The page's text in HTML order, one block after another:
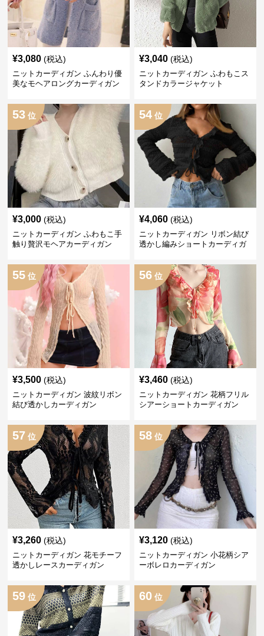
¥3,080 (税込)
ニットカーディガン ふんわり優
美なモヘアロングカーディガン
¥3,040 (税込)
ニットカーディガン ふわもこス
タンドカラージャケット
53 位
¥3,000 (税込)
ニットカーディガン ふわもこ手
触り贅沢モヘアカーディガン
54 位
¥4,060 (税込)
ニットカーディガン リボン結び
透かし編みショートカーディガ
55 位
¥3,500 (税込)
ニットカーディガン 波紋リボン
結び透かしカーディガン
56 位
¥3,460 (税込)
ニットカーディガン 花柄フリル
シアーショートカーディガン
57 位
¥3,260 (税込)
ニットカーディガン 花モチーフ
透かしレースカーディガン
58 位
¥3,120 (税込)
ニットカーディガン 小花柄シア
ーボレロカーディガン
59 位 60 位